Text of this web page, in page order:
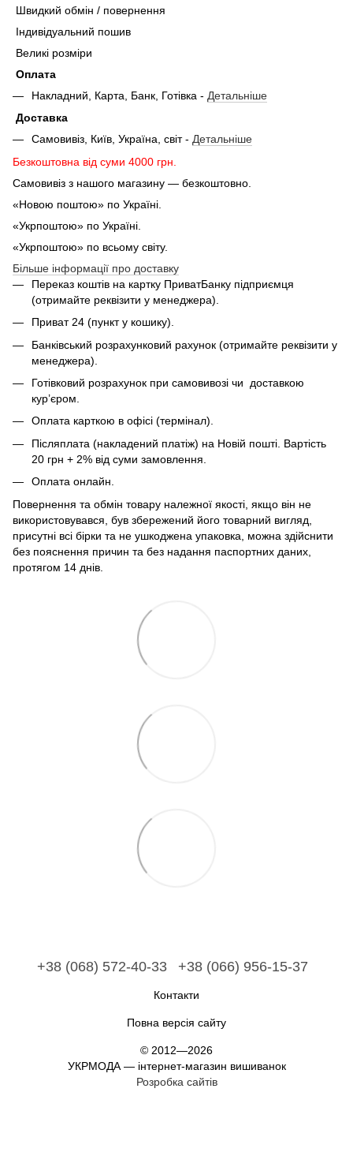
Швидкий обмін / повернення
Індивідуальний пошив
Великі розміри
Оплата
Накладний, Карта, Банк, Готівка - Детальніше
Доставка
Самовивіз, Київ, Україна, світ - Детальніше
Безкоштовна від суми 4000 грн.
Самовивіз з нашого магазину — безкоштовно.
«Новою поштою» по Україні.
«Укрпоштою» по Україні.
«Укрпоштою» по всьому світу.
Більше інформації про доставку
Переказ коштів на картку ПриватБанку підприємця
(отримайте реквізити у менеджера).
Приват 24 (пункт у кошику).
Банківський розрахунковий рахунок (отримайте реквізити у
менеджера).
Готівковий розрахунок при самовивозі чи доставкою
кур’єром.
Оплата карткою в офісі (термінал).
Післяплата (накладений платіж) на Новій пошті. Вартість
20 грн + 2% від суми замовлення.
Оплата онлайн.
Повернення та обмін товару належної якості, якщо він не
використовувався, був збережений його товарний вигляд,
присутні всі бірки та не ушкоджена упаковка, можна здійснити
без пояснення причин та без надання паспортних даних,
протягом 14 днів.
+38 (068) 572-40-33 +38 (066) 956-15-37
Контакти
Повна версія сайту
© 2012—2026
УКРМОДА — інтернет-магазин вишиванок
Розробка сайтів